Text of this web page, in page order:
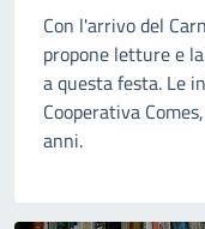
Con l'arrivo del
propone letture e
a questa festa. Le
Cooperativa
anni.